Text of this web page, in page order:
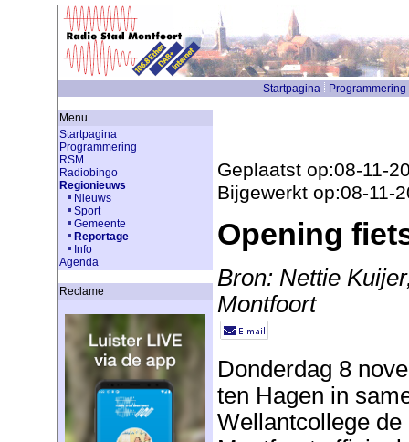
Startpagina Programmering
Menu
Startpagina
Programmering
RSM
Radiobingo
Regionieuws
Nieuws
Sport
Gemeente
Reportage
Info
Agenda
Reclame
Geplaatst op:08-11-
Bijgewerkt op:08-11-
Opening
Bron: Nettie
Montfoort
Donderdag 8
ten Hagen in
Wellantcollege